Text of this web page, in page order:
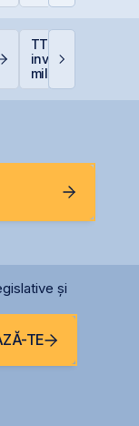
TTS finalizează
investiția de 23
milioane euro în
terminalul
și
TE